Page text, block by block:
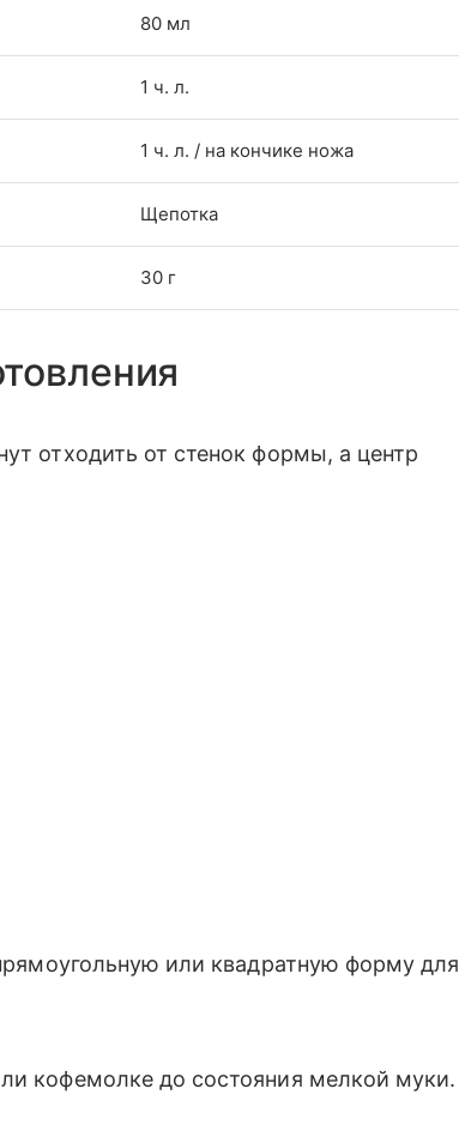
80 мл
1 ч. л.
1 ч. л. / на кончике ножа
Щепотка
30 г
отходить от стенок формы, а центр
или квадратную форму для
кофемолке до состояния мелкой муки.